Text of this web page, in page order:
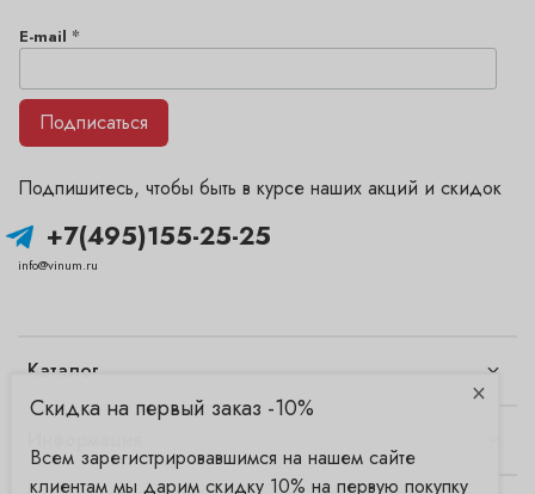
Каталог
+7(495)155-25-25
info@vinum.ru
Подпишитесь, чтобы быть в курсе наших акций и скидок
E-mail *
Подписаться
×
Скидка на первый заказ -10%
Всем зарегистрировавшимся на нашем сайте
клиентам мы дарим скидку 10% на первую покупку